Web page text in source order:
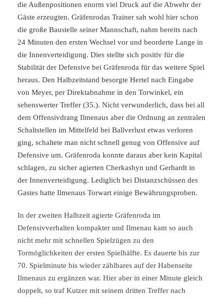
die Außenpositionen enorm viel Druck auf die Abwehr der
Gäste erzeugten. Gräfenrodas Trainer sah wohl hier schon
die große Baustelle seiner Mannschaft, nahm bereits nach
24 Minuten den ersten Wechsel vor und beorderte Lange in
die Innenverteidigung. Dies stellte sich positiv für die
Stabilität der Defensive bei Gräfenroda für das weitere Spiel
heraus. Den Halbzeitstand besorgte Hertel nach Eingabe
von Meyer, per Direktabnahme in den Torwinkel, ein
sehenswerter Treffer (35.). Nicht verwunderlich, dass bei all
dem Offensivdrang Ilmenaus aber die Ordnung an zentralen
Schaltstellen im Mittelfeld bei Ballverlust etwas verloren
ging, schaltete man nicht schnell genug von Offensive auf
Defensive um. Gräfenroda konnte daraus aber kein Kapital
schlagen, zu sicher agierten Cherkashyn und Gerhardt in
der Innenverteidigung. Lediglich bei Distanzschüssen des
Gastes hatte Ilmenaus Torwart einige Bewährungsproben.
In der zweiten Halbzeit agierte Gräfenroda im
Defensivverhalten kompakter und Ilmenau kam so auch
nicht mehr mit schnellen Spielzügen zu den
Tormöglichkeiten der ersten Spielhälfte. Es dauerte bis zur
70. Spielminute bis wieder zählbares auf der Habenseite
Ilmenaus zu ergänzen war. Hier aber in einer Minute gleich
doppelt, so traf Kutzer mit seinem dritten Treffer nach